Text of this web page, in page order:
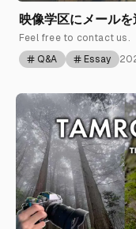
映像学区にメールを
Feel free to contact us.
Q&A
Essay